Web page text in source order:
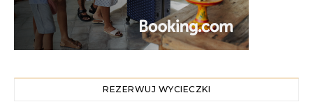
REZERWUJ WYCIECZKI